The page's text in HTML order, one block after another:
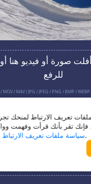
صورة أو فيديو هنا أو
للرفع
MOV / M4V / JPG / JPEG / PNG / BMP /
رفع
صورة أو فيديو؟جرّب أحد هذه
تعريف الارتباط لمنحك
فإنك تقر بأنك قرأت وفهمت
سياسة ملفات تعريف الارتباطالخاصة بنا.